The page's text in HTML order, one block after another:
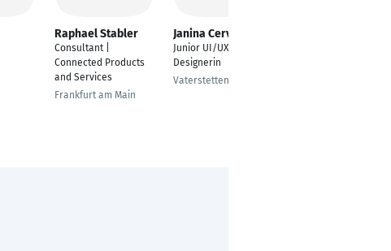
Raphael Stabler
Consultant |
Connected Products
and Services
Frankfurt am Main
Janina Cerveny
Junior UI/UX
Designerin
Vaterstetten